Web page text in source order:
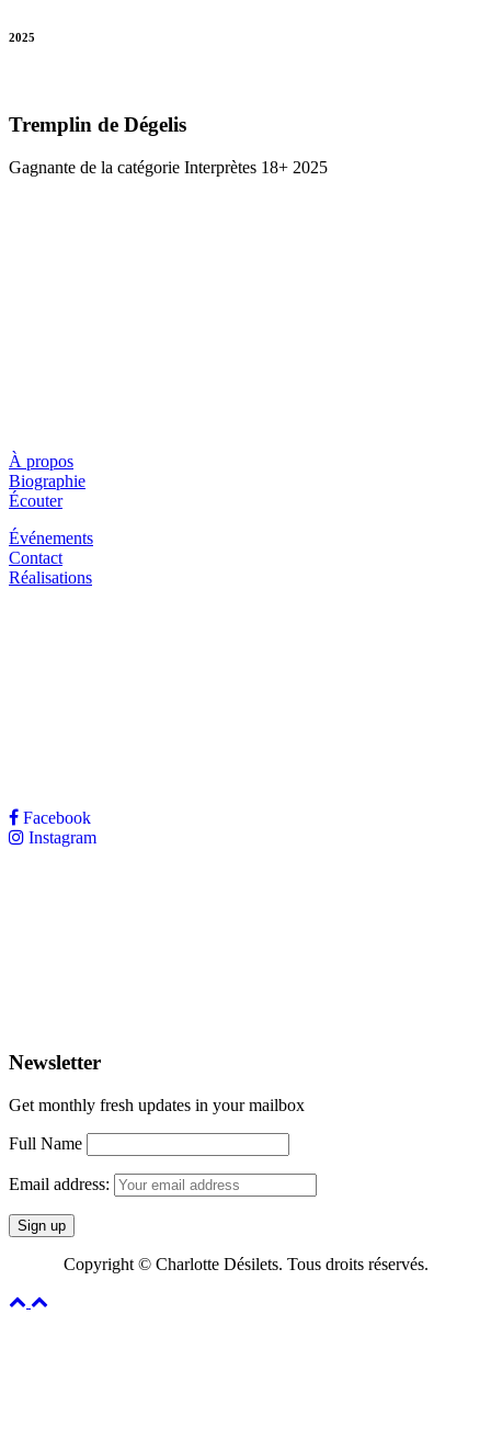
2025
Tremplin de Dégelis
Gagnante de la catégorie Interprètes 18+ 2025
À propos
Biographie
Écouter
Événements
Contact
Réalisations
Facebook
Instagram
Newsletter
Get monthly fresh updates in your mailbox
Full Name
Email address:
Copyright © Charlotte Désilets. Tous droits réservés.